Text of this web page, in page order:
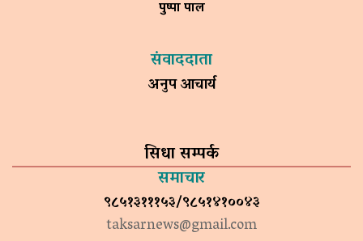
पुष्पा पाल
संवाददाता
अनुप आचार्य
सिधा सम्पर्क
समाचार
९८५१३१११५३/९८५१४१००४३
taksarnews@gmail.com